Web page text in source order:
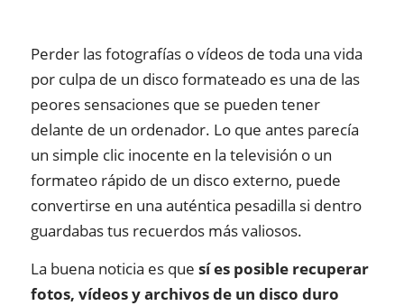
Perder las fotografías o vídeos de toda una vida
por culpa de un disco formateado es una de las
peores sensaciones que se pueden tener
delante de un ordenador. Lo que antes parecía
un simple clic inocente en la televisión o un
formateo rápido de un disco externo, puede
convertirse en una auténtica pesadilla si dentro
guardabas tus recuerdos más valiosos.
La buena noticia es que sí es posible recuperar
fotos, vídeos y archivos de un disco duro